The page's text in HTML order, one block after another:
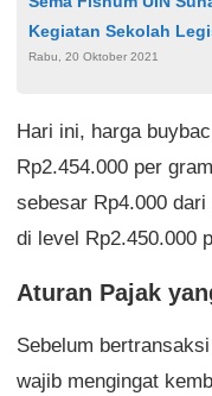
Kegiatan Sekolah
Rabu, 20 Oktober 2021
Hari ini, harga
Rp2.454.000 per
sebesar Rp4.000
di level Rp2.450.000
Aturan Pajak
Sebelum
wajib mengingat